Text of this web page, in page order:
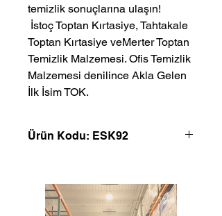
temizlik sonuçlarına ulaşın!
Toptan Kırtasiye veMerter Toptan
Temizlik Malzemesi. Ofis Temizlik
Malzemesi denilince Akla Gelen
İlk İsim TOK.
Ürün Kodu: ESK92